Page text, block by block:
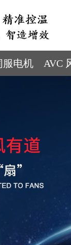
服电机 AVC